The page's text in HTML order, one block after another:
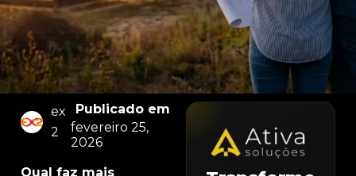
ex
2
Publicado em
fevereiro 25,
2026
Qual faz mais